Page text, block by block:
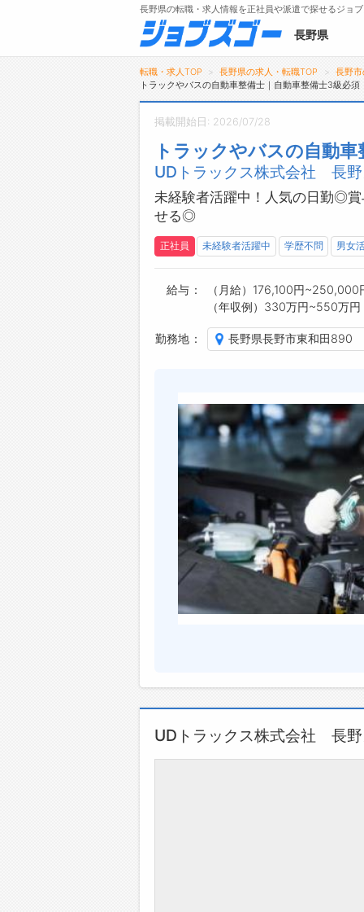
トップ
詳細情報で求人を探す
タップで簡単に求人を探す
【初めての方へ】
長野県の求人検索で選ばれる理由
長野県の転職・求人情報を正社員や派遣で探せるジョ
長野県
転職・求人TOP 長野県の求人・転職TOP
長野
トラックやバスの自動車整備士｜自動車整備士3級必
掲載開始日: 2026/07/28
トラックやバスの自動
UDトラックス株式会社 長
未経験者活躍中！人気の日勤◎
せる◎
正社員 未経験者活躍中 学歴不問 男女
給与
（月給）176,100円~250,000
（年収例）330万円~550万円
勤務地 長野県長野市東和田890
UDトラックス株式会社 長